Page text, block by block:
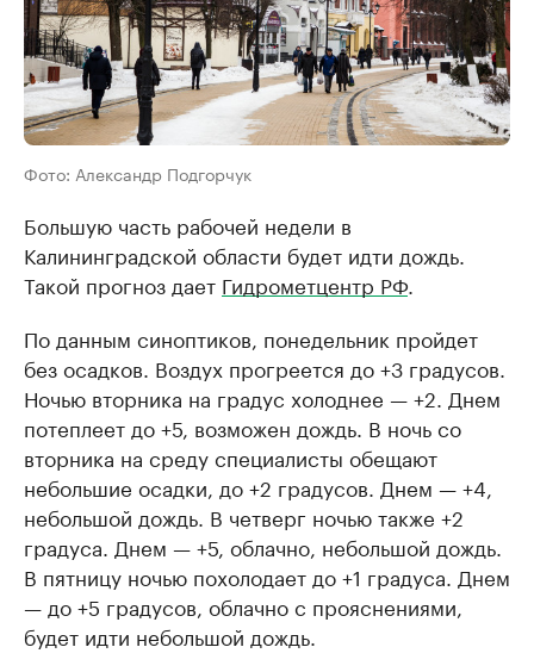
Фото: Александр Подгорчук
Большую часть рабочей недели в
Калининградской области будет идти дождь.
Такой прогноз дает Гидрометцентр РФ
По данным синоптиков, понедельник пройдет
без осадков. Воздух прогреется до +3 градусов.
Ночью вторника на градус холоднее — +2. Днем
потеплеет до +5, возможен дождь. В ночь со
вторника на среду специалисты обещают
небольшие осадки, до +2 градусов. Днем — +4,
небольшой дождь. В четверг ночью также +2
градуса. Днем — +5, облачно, небольшой дождь.
В пятницу ночью похолодает до +1 градуса. Днем
— до +5 градусов, облачно с прояснениями,
будет идти небольшой дождь.